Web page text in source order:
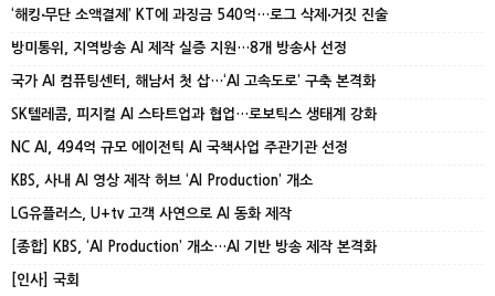
‘해킹‧무단 소액결제’ KT에 과징금 540억…로그 삭제‧거짓 진술
방미통위, 지역방송 AI 제작 실증 지원…8개 방송사 선정
국가 AI 컴퓨팅센터, 해남서 첫 삽…‘AI 고속도로’ 구축 본격화
SK텔레콤, 피지컬 AI 스타트업과 협업…로보틱스 생태계 강화
NC AI, 494억 규모 에이전틱 AI 국책사업 주관기관 선정
KBS, 사내 AI 영상 제작 허브 ‘AI Production’ 개소
LG유플러스, U+tv 고객 사연으로 AI 동화 제작
[종합] KBS, ‘AI Production’ 개소…AI 기반 방송 제작 본격화
[인사] 국회